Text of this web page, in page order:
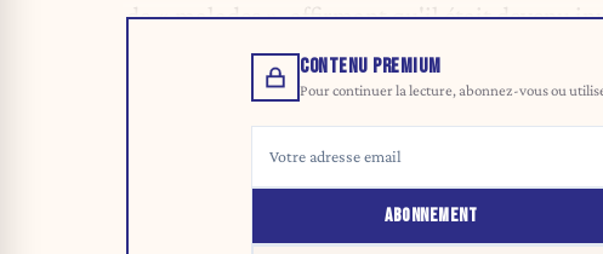
de « malades », affirmant qu'il était devenu
CONTENU PREMIUM
Pour continuer la lecture, abonnez-vous ou
ABONNEMENT